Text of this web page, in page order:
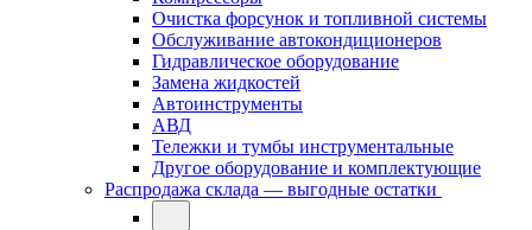
Очистка форсунок и топливной системы
Обслуживание автокондиционеров
Гидравлическое оборудование
Замена жидкостей
Автоинструменты
АВД
Тележки и тумбы инструментальные
Другое оборудование и комплектующие
Распродажа склада — выгодные остатки